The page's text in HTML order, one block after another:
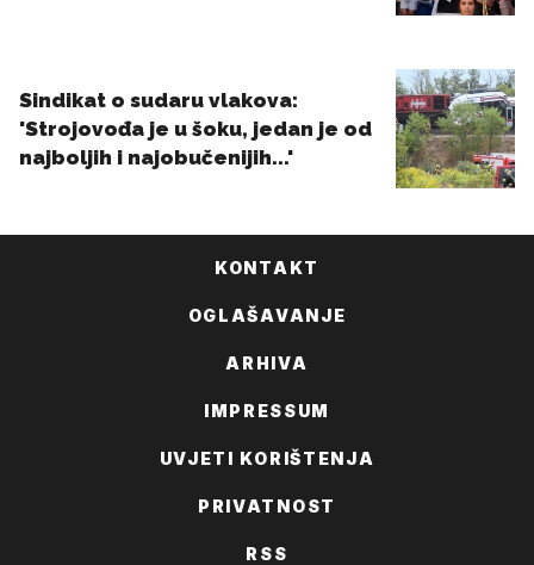
KONTAKT
OGLAŠAVANJE
ARHIVA
IMPRESSUM
UVJETI KORIŠTENJA
PRIVATNOST
RSS